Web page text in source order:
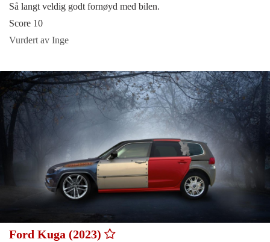
Så langt veldig godt fornøyd med bilen.
Score 10
Vurdert av Inge
Ford Kuga (2023)